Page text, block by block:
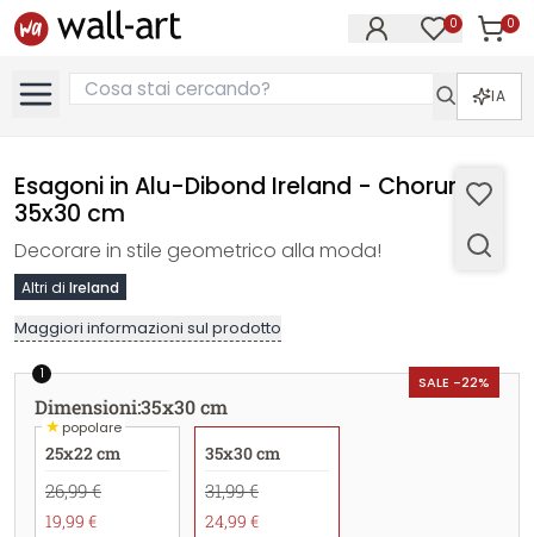
0 0
IA
Esagoni in Alu-Dibond Ireland - Chorum -
35x30 cm
Decorare in stile geometrico alla moda!
Altri di Ireland
Maggiori informazioni sul prodotto
SALE -22%
1
Dimensioni:35x30 cm
★popolare
25x22 cm
26,99 €
19,99 €
35x30 cm
31,99 €
24,99 €